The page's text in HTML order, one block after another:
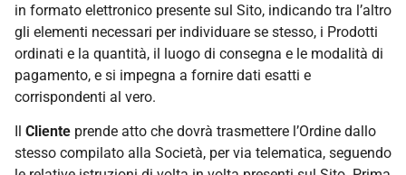
in formato elettronico presente sul Sito, indicando tra l’altro
gli elementi necessari per individuare se stesso, i Prodotti
ordinati e la quantità, il luogo di consegna e le modalità di
pagamento, e si impegna a fornire dati esatti e
corrispondenti al vero.
Cliente prende atto che dovrà trasmettere l’Ordine dallo
stesso compilato alla Società, per via telematica, seguendo